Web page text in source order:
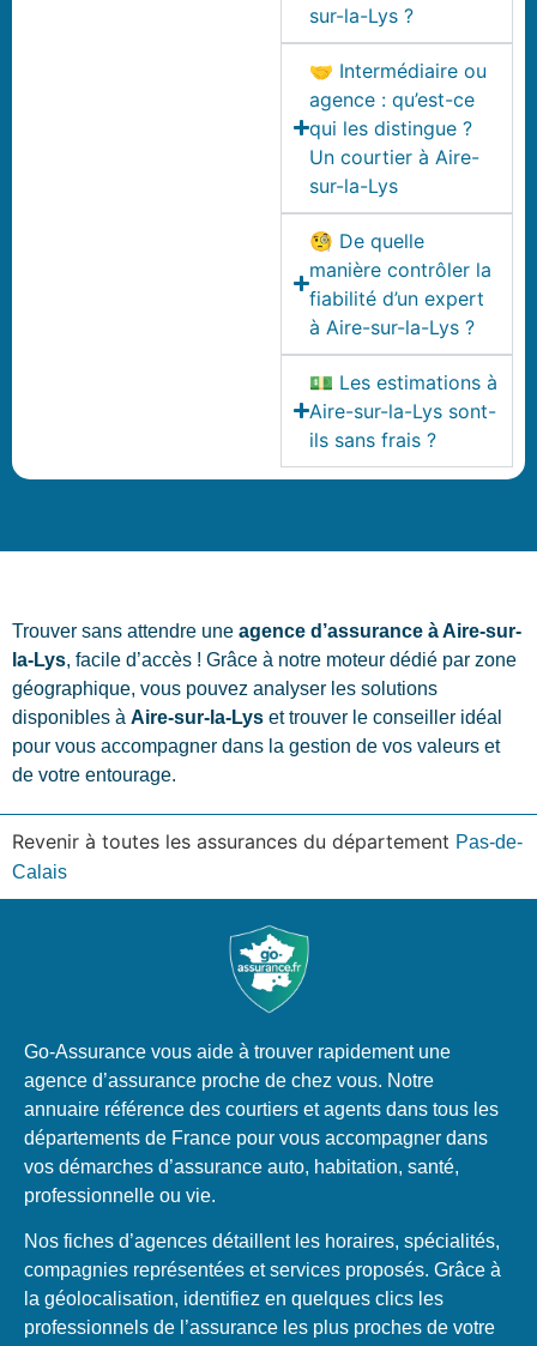
sur-la-Lys ?
🤝 Intermédiaire ou
agence : qu’est-ce
qui les distingue ?
Un courtier à Aire-
sur-la-Lys
🧐 De quelle
manière contrôler la
fiabilité d’un expert
à Aire-sur-la-Lys ?
💵 Les estimations à
Aire-sur-la-Lys sont-
ils sans frais ?
Trouver sans attendre une agence d’assurance à Aire-sur-
la-Lys, facile d’accès ! Grâce à notre moteur dédié par zone
géographique, vous pouvez analyser les solutions
disponibles à Aire-sur-la-Lys et trouver le conseiller idéal
pour vous accompagner dans la gestion de vos valeurs et
de votre entourage.
Revenir à toutes les assurances du département Pas-de-
Calais
Go-Assurance vous aide à trouver rapidement une
agence d’assurance proche de chez vous. Notre
annuaire référence des courtiers et agents dans tous les
départements de France pour vous accompagner dans
vos démarches d’assurance auto, habitation, santé,
professionnelle ou vie.
Nos fiches d’agences détaillent les horaires, spécialités,
compagnies représentées et services proposés. Grâce à
la géolocalisation, identifiez en quelques clics les
professionnels de l’assurance les plus proches de votre